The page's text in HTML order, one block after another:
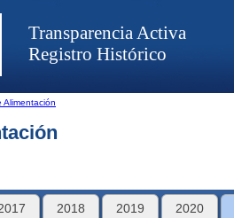
Transparencia Activa
Registro Histórico
Alimentación
2018 2019 2020